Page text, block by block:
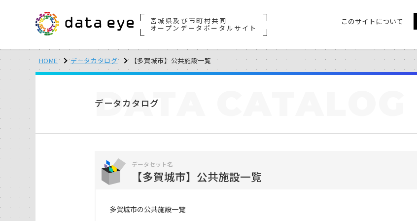
宮城県及び市町村共同
オープンデータポータルサイト
このサイトについて
HOME データカタログ 【多賀城市】公共施設一覧
データカタログ
DATA
データセット名
【多賀城市】公共施設一覧
多賀城市の公共施設一覧